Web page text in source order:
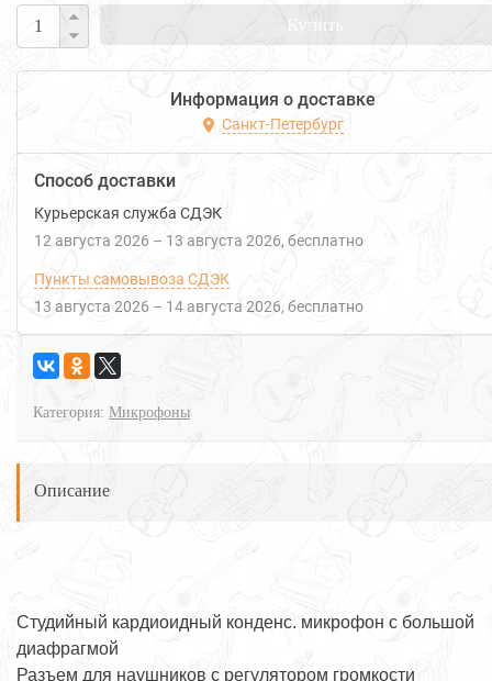
Купить
Информация о доставке
Санкт-Петербург
Способ доставки
Курьерская служба СДЭК
12 августа 2026 – 13 августа 2026 Бесплатно
Пункты самовывоза СДЭК
13 августа 2026 – 14 августа 2026 Бесплатно
Категория: Микрофоны
Описание
Студийный кардиоидный конденс. микрофон с большой
диафрагмой
Разъем для наушников с регулятором громкости